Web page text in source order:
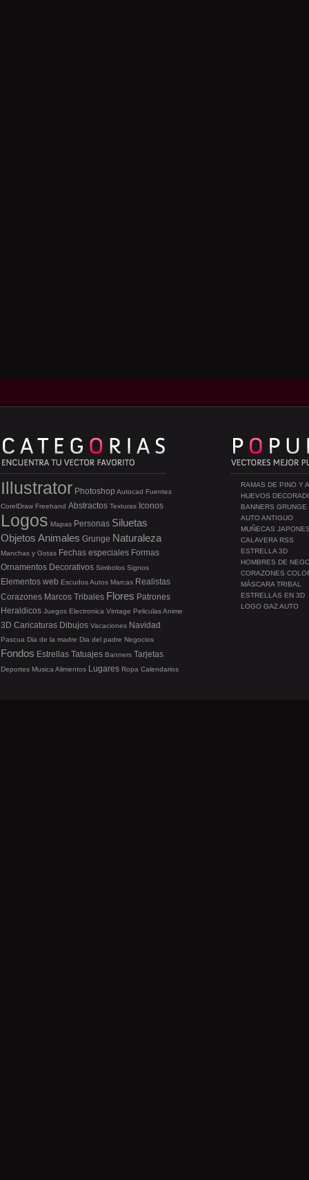
RAMAS DE PINO Y
HUEVOS
BANNERS GRUNGE
AUTO ANTIGUO
MUÑECAS
CALAVERA RSS
ESTRELLA 3D
HOMBRES DE
CORAZONES
MÁSCARA TRIBAL
ESTRELLAS EN 3D
LOGO GAZ AUTO
Illustrator Photoshop Autocad Fuentes
CorelDraw Freehand Abstractos Texturas Iconos
Logos Mapas Personas Siluetas
Objetos Animales Grunge Naturaleza
Manchas y Gotas Fechas especiales Formas
Ornamentos Decorativos Simbolos Signos
Elementos web EscudosAutos Marcas Realistas
Corazones Marcos Tribales Flores Patrones
Heraldicos Juegos Electronica Vintage PeliculasAnime
3D Caricaturas Dibujos Vacaciones Navidad
Pascua Dia de la madre Dia del padre Negocios
Fondos Estrellas Tatuajes Banners Tarjetas
Deportes Musica Alimentos Lugares Ropa Calendarios